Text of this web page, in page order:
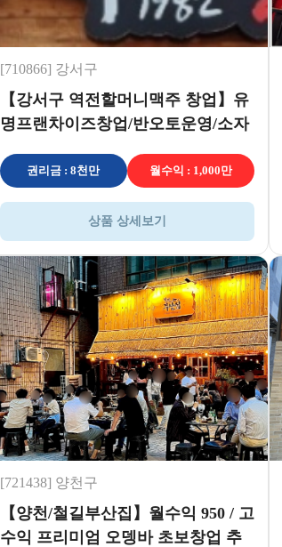
[710866] 강서구
【강서구 역전할머니맥주 창업】유
명프랜차이즈창업/반오토운영/소자
권리금 : 8천만 월수익 : 1,000만
상품 상세보기
[721438] 양천구
【양천/철길부산집】월수익 950 / 고
수익 프리미엄 오뎅바 초보창업 추